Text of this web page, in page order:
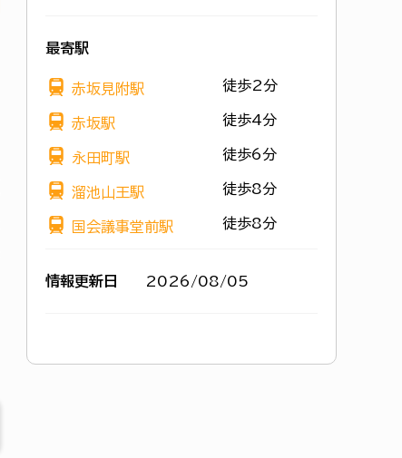
最寄駅
赤坂見附駅 徒歩2分
赤坂駅 徒歩4分
永田町駅 徒歩6分
溜池山王駅 徒歩8分
国会議事堂前駅 徒歩8分
情報更新日 2026/08/05